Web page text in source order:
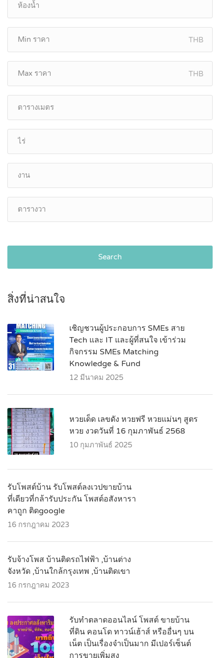
THB
THB
Search
สิ่งที่น่าสนใจ
เชิญชวนผู้ประกอบการ SMEs สาย
Tech และ IT และผู้ที่สนใจ เข้าร่วม
กิจกรรม SMEs Matching
Knowledge & Fund
12 มีนาคม 2025
หวยเด็ด เลขดัง หวยฟรี หวยแม่นๆ สูตร
หวย งวดวันที่ 16 กุมภาพันธ์ 2568
10 กุมภาพันธ์ 2025
รับโพสต์บ้าน รับโพสต์ลงเวปขายบ้าน
ที่เดียวที่กล้ารับประกัน โพสต์อสังหารา
คาถูก ติดgoogle
16 กรกฎาคม 2023
รับจ้างโพส บ้านติดรถไฟฟ้า ,บ้านต่าง
จังหวัด ,บ้านใกล้กรุงเทพ ,บ้านติดเขา
16 กรกฎาคม 2023
รับทำตลาดออนไลน์ โพสต์ ขายบ้าน
ที่ดิน คอนโด ทาวน์เฮ้าส์ หรืออื่นๆ บน
เน็ต เป็นเรื่องจำเป็นมาก มีเปอร์เซ็นต์
การขายเพิ่มสูง